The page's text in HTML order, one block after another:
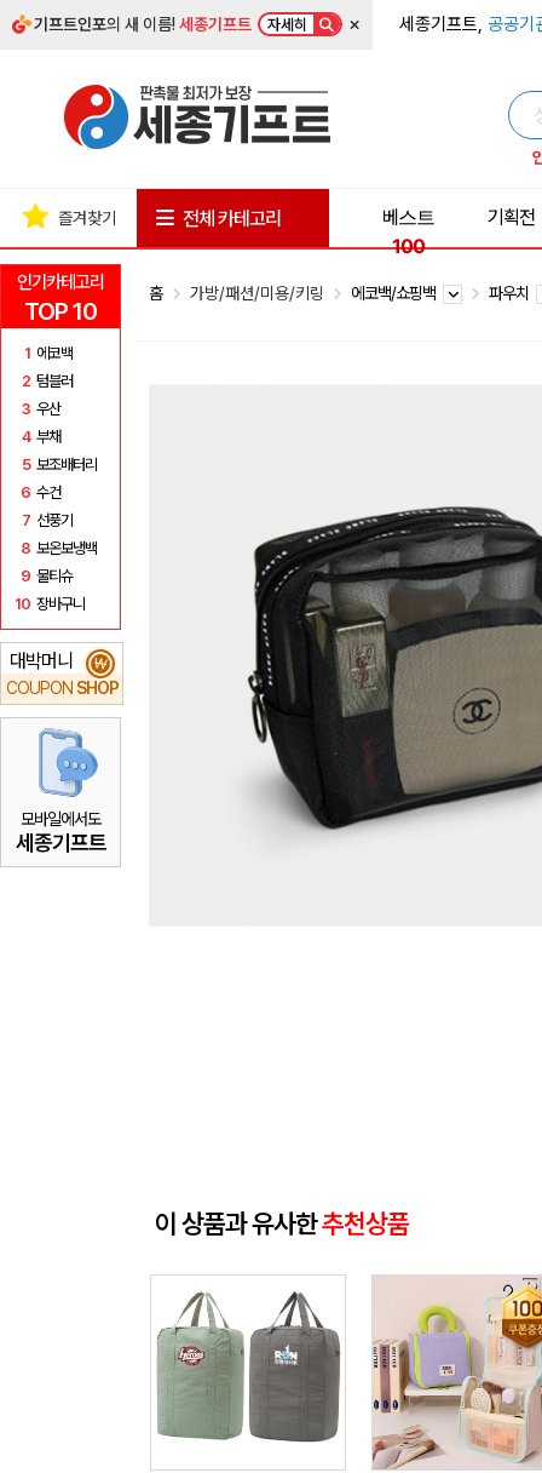
기프트인포의 새 이름!세종기프트 자세히 × 세종기프트, 공공기
인기카테고리
TOP 10
1 에코백
2 텀블러
3 우산
4 부채
5 보조배터리
6 수건
7 선풍기
8 보온보냉백
9 물티슈
10 장바구니
대박머니
COUPON SHOP
₩
모바일에서도
세종기프트
즐겨찾기 전체 카테고리
베스트
100
기획전
홈 가방/패션/미용/키링 에코백/쇼핑백 파우치
이 상품과 유사한추천상품